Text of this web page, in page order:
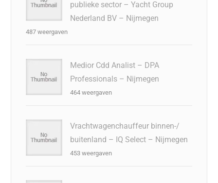
publieke sector – Yacht Group
Nederland BV – Nijmegen
487 weergaven
Medior Cdd Analist – DPA
Professionals – Nijmegen
464 weergaven
Vrachtwagenchauffeur binnen-/
buitenland – IQ Select – Nijmegen
453 weergaven